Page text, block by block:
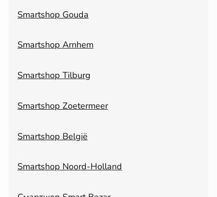
Smartshop Gouda
Smartshop Arnhem
Smartshop Tilburg
Smartshop Zoetermeer
Smartshop België
Smartshop Noord-Holland